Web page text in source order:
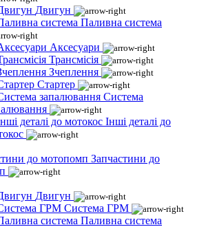
Двигун
Паливна система
Аксесуари
Трансмісія
Зчеплення
Стартер
Система
Інші деталі до
Запчастини до
Двигун
Система ГРМ
Паливна система